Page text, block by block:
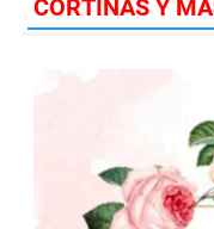
CORTINAS Y